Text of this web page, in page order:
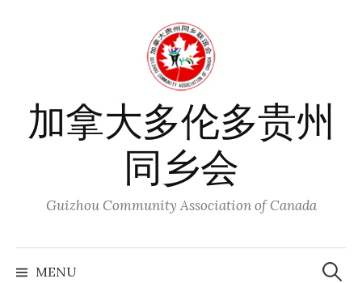
加拿大多伦多贵州
同乡会
Guizhou Community Association of Canada
MENU
Search
for: